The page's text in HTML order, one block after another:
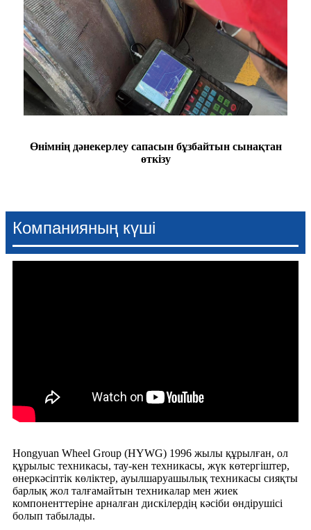
Өнімнің дәнекерлеу сапасын бұзбайтын сынақтан
өткізу
Компанияның күші
Hongyuan Wheel Group (HYWG) 1996 жылы құрылған, ол
құрылыс техникасы, тау-кен техникасы, жүк көтергіштер,
өнеркәсіптік көліктер, ауылшаруашылық техникасы сияқты
барлық жол талғамайтын техникалар мен жиек
компоненттеріне арналған дискілердің кәсіби өндірушісі
болып табылады.